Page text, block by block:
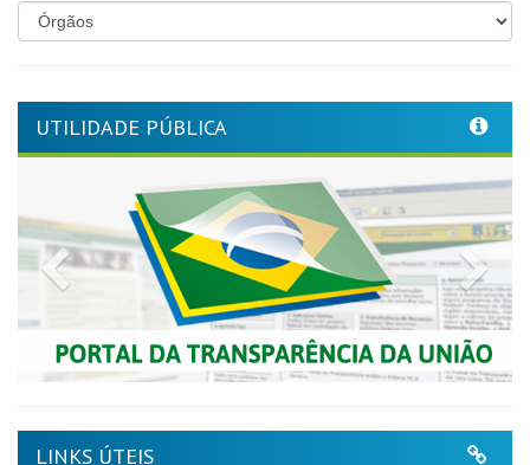
UTILIDADE PÚBLICA
Previous
LINKS ÚTEIS